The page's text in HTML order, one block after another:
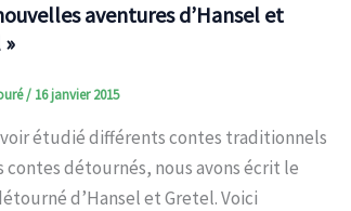
aventures d’Hansel et
/ 16 janvier 2015
étudié différents contes traditionnels
contes détournés, nous avons écrit le
d’Hansel et Gretel. Voici